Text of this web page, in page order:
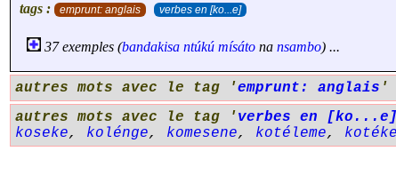
tags :
emprunt: anglais verbes en [ko...e]
37 exemples (bandakisa ntúkú mísáto na nsambo) ...
autres mots avec le tag 'emprunt: anglais '
autres mots avec le tag ' verbes en [ko...e]
koseke, kolénge, komesene, kotéleme, kotéke